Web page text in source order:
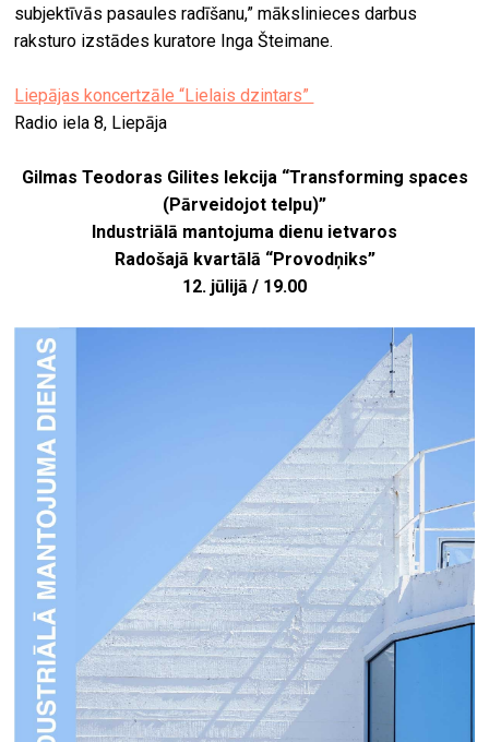
subjektīvās pasaules radīšanu,” mākslinieces darbus
raksturo izstādes kuratore Inga Šteimane.
Liepājas koncertzāle “Lielais dzintars”
Radio iela 8, Liepāja
Gilmas Teodoras Gilites lekcija “Transforming spaces
(Pārveidojot telpu)”
Industriālā mantojuma dienu ietvaros
Radošajā kvartālā “Provodņiks”
12. jūlijā / 19.00